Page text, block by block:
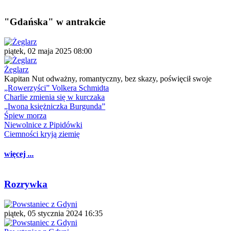
"Gdańska" w antrakcie
piątek, 02 maja 2025 08:00
Żeglarz
Kapitan Nut odważny, romantyczny, bez skazy, poświęcił swoje
„Rowerzyści” Volkera Schmidta
Charlie zmienia się w kurczaka
„Iwona księżniczka Burgunda”
Śpiew morza
Niewolnice z Pipidówki
Ciemności kryją ziemię
więcej ...
Rozrywka
piątek, 05 stycznia 2024 16:35